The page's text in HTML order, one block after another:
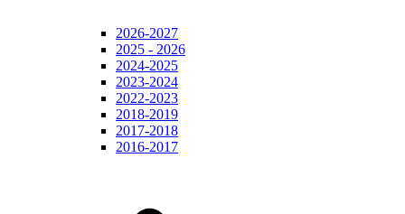
2026-2027
2025 - 2026
2024-2025
2023-2024
2022-2023
2018-2019
2017-2018
2016-2017